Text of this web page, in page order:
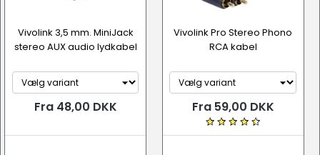
Vivolink 3,5 mm. MiniJack
stereo AUX audio lydkabel
Fra 48,00 DKK
Vivolink Pro Stereo Phono
RCA kabel
Fra 59,00 DKK